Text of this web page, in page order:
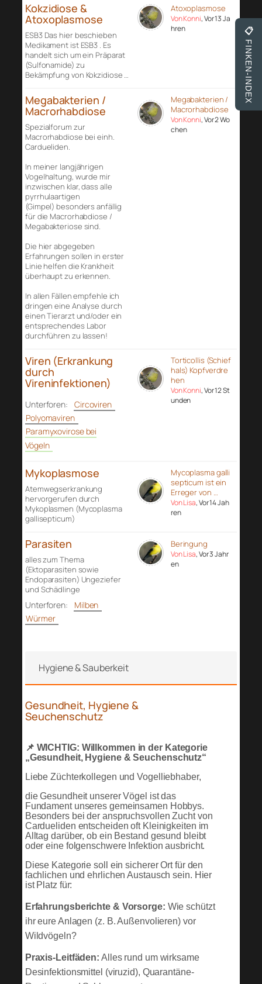
Kokzidiose &
Atoxoplasmose
ESB3 Das hier beschieben
Medikament ist ESB3 . Es
handelt sich um ein Präparat
(Sulfonamide) zu
Bekämpfung von Kokzidiose …
Atoxoplasmose
Von Konni, Vor 13 Ja
hren
Megabakterien /
Macrorhabdiose
Spezialforum zur
Macrorhabdiose bei einh.
Cardueliden.
In meiner langjährigen
Vogelhaltung, wurde mir
inzwischen klar, dass alle
pyrrhulaartigen
(Gimpel) besonders anfällig
für die Macrorhabdiose /
Megabakteriose sind.
Die hier abgegeben
Erfahrungen sollen in erster
Linie helfen die Krankheit
überhaupt zu erkennen.
In allen Fällen empfehle ich
dringen eine Analyse durch
einen Tierarzt und/oder ein
entsprechendes Labor
durchführen zu lassen!
Megabakterien /
Macrorhabdiose
Von Konni, Vor 2 Wo
chen
Viren (Erkrankung
durch
Vireninfektionen)
Unterforen:
Circoviren
Polyomaviren
Paramyxovirose bei
Vögeln
Torticollis (Schief
hals) Kopfverdre
hen
Von Konni, Vor 12 St
unden
Mykoplasmose
Atemwegserkrankung
hervorgerufen durch
Mykoplasmen (Mycoplasma
gallisepticum)
Mycoplasma galli
septicum ist ein
Erreger von …
Von Lisa, Vor 14 Jah
ren
Parasiten
alles zum Thema
(Ektoparasiten sowie
Endoparasiten) Ungeziefer
und Schädlinge
Unterforen:
Milben
Würmer
Beringung
Von Lisa, Vor 3 Jahr
en
Hygiene & Sauberkeit
Gesundheit, Hygiene &
Seuchenschutz
📌 WICHTIG: Willkommen in der Kategorie
„Gesundheit, Hygiene & Seuchenschutz“
Liebe Züchterkollegen und Vogelliebhaber,
die Gesundheit unserer Vögel ist das
Fundament unseres gemeinsamen Hobbys.
Besonders bei der anspruchsvollen Zucht von
Cardueliden entscheiden oft Kleinigkeiten im
Alltag darüber, ob ein Bestand gesund bleibt
oder eine folgenschwere Infektion ausbricht.
Diese Kategorie soll ein sicherer Ort für den
fachlichen und ehrlichen Austausch sein. Hier
ist Platz für:
Erfahrungsberichte & Vorsorge: Wie schützt
ihr eure Anlagen (z. B. Außenvolieren) vor
Wildvögeln?
Praxis-Leitfäden: Alles rund um wirksame
Desinfektionsmittel (viruzid), Quarantäne-
📋
FINKEN-INDEX